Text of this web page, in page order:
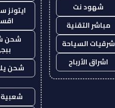
شهود نت
مباشر التقنية
شرقيات السياحة
اشراق الأرباح
شحن
شحن